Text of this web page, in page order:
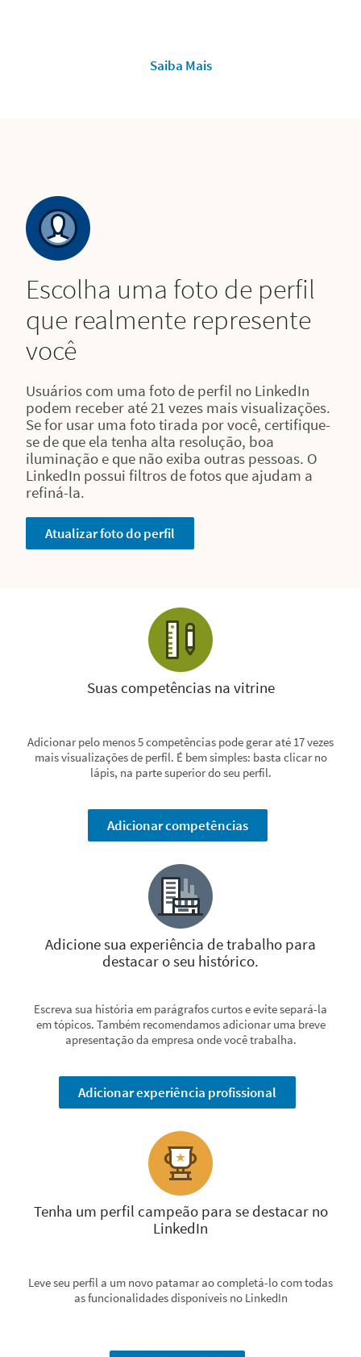
Saiba Mais
Escolha uma foto de perfil
que realmente represente
você
Usuários com uma foto de perfil no LinkedIn
podem receber até 21 vezes mais visualizações.
Se for usar uma foto tirada por você, certifique-
se de que ela tenha alta resolução, boa
iluminação e que não exiba outras pessoas. O
LinkedIn possui filtros de fotos que ajudam a
refiná-la.
Atualizar foto do perfil
Suas competências na vitrine
Adicionar pelo menos 5 competências pode gerar até 17 vezes
mais visualizações de perfil. É bem simples: basta clicar no
lápis, na parte superior do seu perfil.
Adicionar competências
Adicione sua experiência de trabalho para
destacar o seu histórico.
Escreva sua história em parágrafos curtos e evite separá-la
em tópicos. Também recomendamos adicionar uma breve
apresentação da empresa onde você trabalha.
Adicionar experiência profissional
Tenha um perfil campeão para se destacar no
LinkedIn
Leve seu perfil a um novo patamar ao completá-lo com todas
as funcionalidades disponíveis no LinkedIn